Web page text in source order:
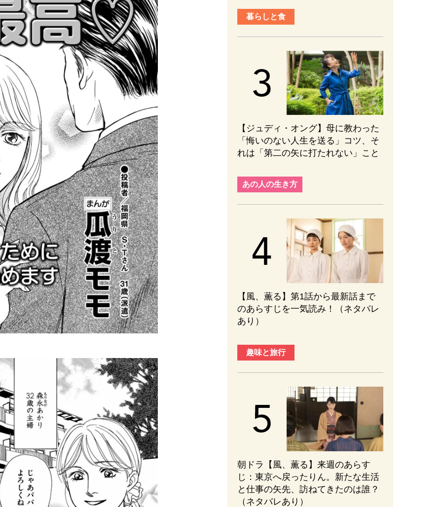
暮らしと食
【ジュディ・オング】母に教わった
「悔いのない人生を送る」コツ、そ
れは「第二の矢に打たれない」こと
あの人の生き方
【風、薫る】第1話から最新話まで
のあらすじを一気読み！（ネタバレ
あり）
趣味と旅行
朝ドラ【風、薫る】来週のあらす
じ：東京へ戻ったりん。新たな生活
と仕事の矢先、訪ねてきたのは誰？
（ネタバレあり）